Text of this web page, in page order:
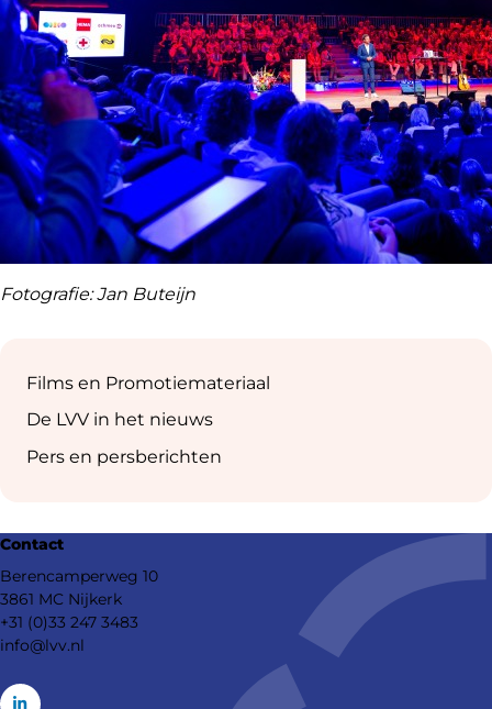
Fotografie: Jan Buteijn
navigation
Films en Promotiemateriaal
De LVV in het nieuws
Pers en persberichten
Contact
Berencamperweg 10
3861 MC Nijkerk
+31 (0)33 247 3483
info@lvv.nl